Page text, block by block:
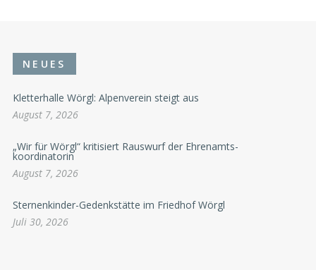
NEUES
Kletterhalle Wörgl: Alpenverein steigt aus
August 7, 2026
„Wir für Wörgl“ kritisiert Rauswurf der Ehrenamts-
koordinatorin
August 7, 2026
Sternenkinder-Gedenkstätte im Friedhof Wörgl
Juli 30, 2026